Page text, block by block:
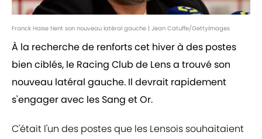
Franck Haise tient son nouveau latéral gauche | Jean Catuffe/GettyImages
À la recherche de renforts cet hiver à des postes
bien ciblés, le Racing Club de Lens a trouvé son
nouveau latéral gauche. Il devrait rapidement
s'engager avec les Sang et Or.
C'était l'un des postes que les Lensois souhaitaient